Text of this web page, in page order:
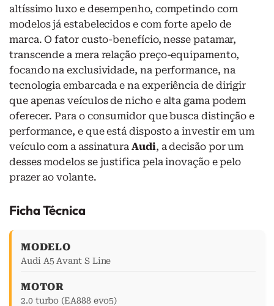
altíssimo luxo e desempenho, competindo com
modelos já estabelecidos e com forte apelo de
marca. O fator custo-benefício, nesse patamar,
transcende a mera relação preço-equipamento,
focando na exclusividade, na performance, na
tecnologia embarcada e na experiência de dirigir
que apenas veículos de nicho e alta gama podem
oferecer. Para o consumidor que busca distinção e
performance, e que está disposto a investir em um
veículo com a assinatura Audi, a decisão por um
desses modelos se justifica pela inovação e pelo
prazer ao volante.
Ficha Técnica
MODELO
Audi A5 Avant S Line
MOTOR
2.0 turbo (EA888 evo5)